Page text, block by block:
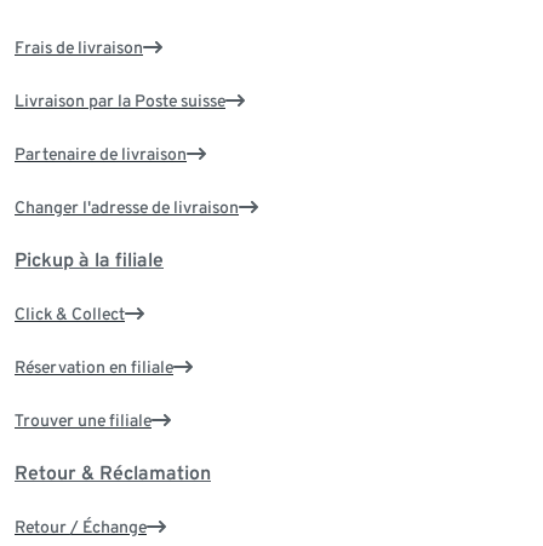
Frais de livraison
Livraison par la Poste suisse
Partenaire de livraison
Changer l'adresse de livraison
Pickup à la filiale
Click & Collect
Réservation en filiale
Trouver une filiale
Retour & Réclamation
Retour / Échange